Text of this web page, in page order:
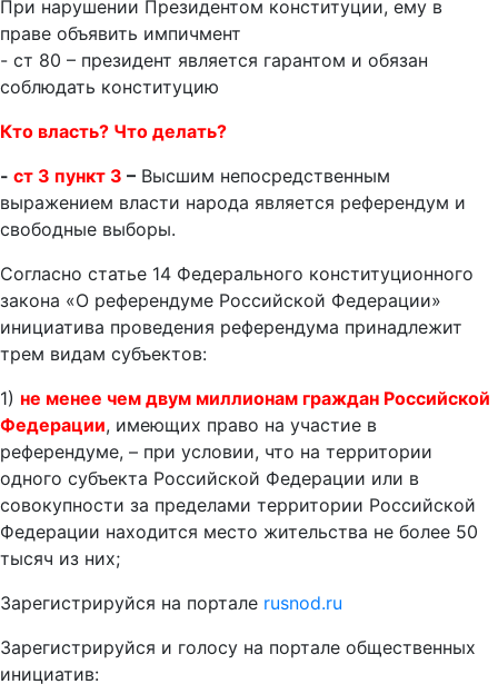
При нарушении Президентом конституции, ему в
праве объявить импичмент
- ст 80 – президент является гарантом и обязан
соблюдать конституцию
Кто власть? Что делать?
- ст 3 пункт 3 – Высшим непосредственным
выражением власти народа является референдум и
свободные выборы.
Согласно статье 14 Федерального конституционного
закона «О референдуме Российской Федерации»
инициатива проведения референдума принадлежит
трем видам субъектов:
1) не менее чем двум миллионам граждан Российской
Федерации, имеющих право на участие в
референдуме, – при условии, что на территории
одного субъекта Российской Федерации или в
совокупности за пределами территории Российской
Федерации находится место жительства не более 50
тысяч из них;
Зарегистрируйся на портале rusnod.ru
Зарегистрируйся и голосу на портале общественных
инициатив: